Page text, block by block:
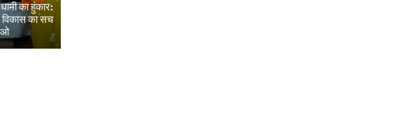
का हुंकार:
का सच